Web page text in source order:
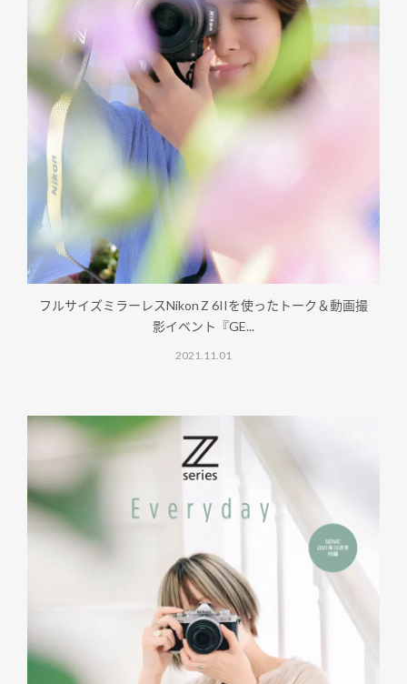
フルサイズミラーレスNikon Z 6IIを使ったトーク＆動画撮
影イベント『GE...
2021.11.01